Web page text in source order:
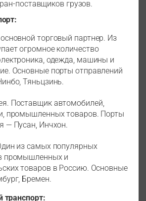
поставщиков грузов.
торговый партнер. Из
огромное количество
одежда, машины и
Основные порты отправлений
Тяньцзинь.
Поставщик автомобилей,
промышленных товаров. Порты
— Пусан, Инчхон.
из самых популярных
промышленных и
товаров в Россию. Основные
Бремен.